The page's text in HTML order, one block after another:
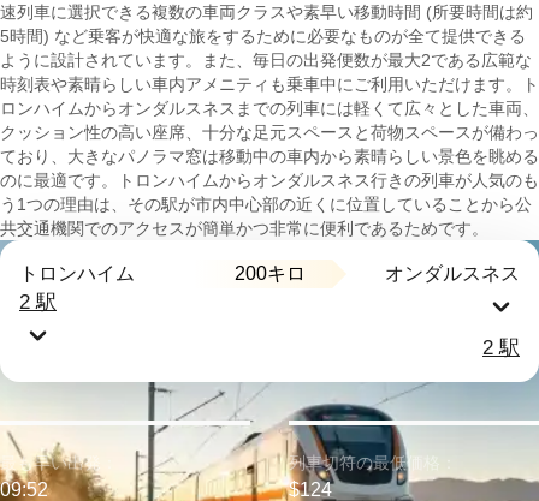
速列車に選択できる複数の車両クラスや素早い移動時間 (所要時間は約
5時間) など乗客が快適な旅をするために必要なものが全て提供できる
ように設計されています。また、毎日の出発便数が最大2である広範な
時刻表や素晴らしい車内アメニティも乗車中にご利用いただけます。ト
ロンハイムからオンダルスネスまでの列車には軽くて広々とした車両、
クッション性の高い座席、十分な足元スペースと荷物スペースが備わっ
ており、大きなパノラマ窓は移動中の車内から素晴らしい景色を眺める
のに最適です。トロンハイムからオンダルスネス行きの列車が人気のも
う1つの理由は、その駅が市内中心部の近くに位置していることから公
共交通機関でのアクセスが簡単かつ非常に便利であるためです。
トロンハイム 200キロ オンダルスネス
2 駅
2 駅
最も早い出発：
09:52
列車切符の最低価格：
$124